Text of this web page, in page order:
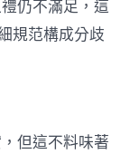
仍不滿足，這
規范構成分歧
但這不料味著